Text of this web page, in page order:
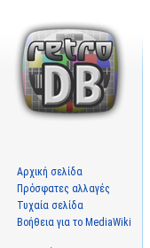
Αρχική σελίδα
Πρόσφατες αλλαγές
Τυχαία σελίδα
Βοήθεια για το MediaWiki